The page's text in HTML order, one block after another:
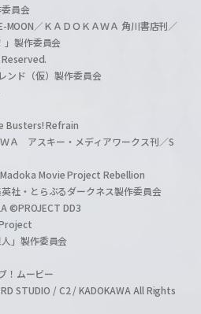
員会
／ＫＡＤＯＫＡＷＡ 角川書店刊／
」製作委員会
ド（仮）製作委員会
Refrain
Ａ アスキー・メディアワークス刊／S
Movie Project Rebellion
社・とらぶるダークネス製作委員会
©PROJECT DD3
」製作委員会
！ムービー
STUDIO / C2 / KADOKAWA All Rights